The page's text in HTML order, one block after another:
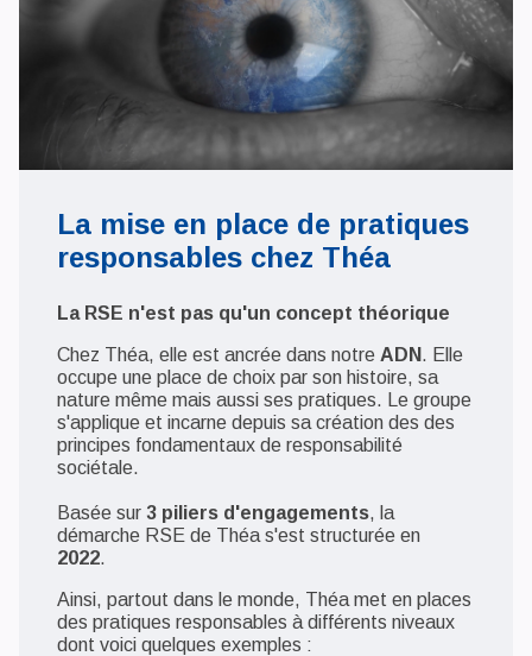
La mise en place de pratiques
responsables chez Théa
La RSE n'est pas qu'un concept théorique
Chez Théa, elle est ancrée dans notre ADN . Elle
occupe une place de choix par son histoire, sa
nature même mais aussi ses pratiques. Le groupe
s'applique et incarne depuis sa création des des
principes fondamentaux de responsabilité
sociétale.
Basée sur 3 piliers d'engagements, la
démarche RSE de Théa s'est structurée en
2022.
Ainsi, partout dans le monde, Théa met en places
des pratiques responsables à différents niveaux
dont voici quelques exemples :